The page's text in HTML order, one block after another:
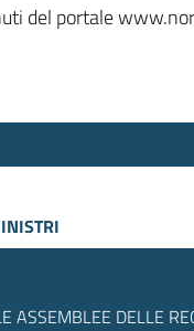
del portale
ASSEMBLEE DELLE